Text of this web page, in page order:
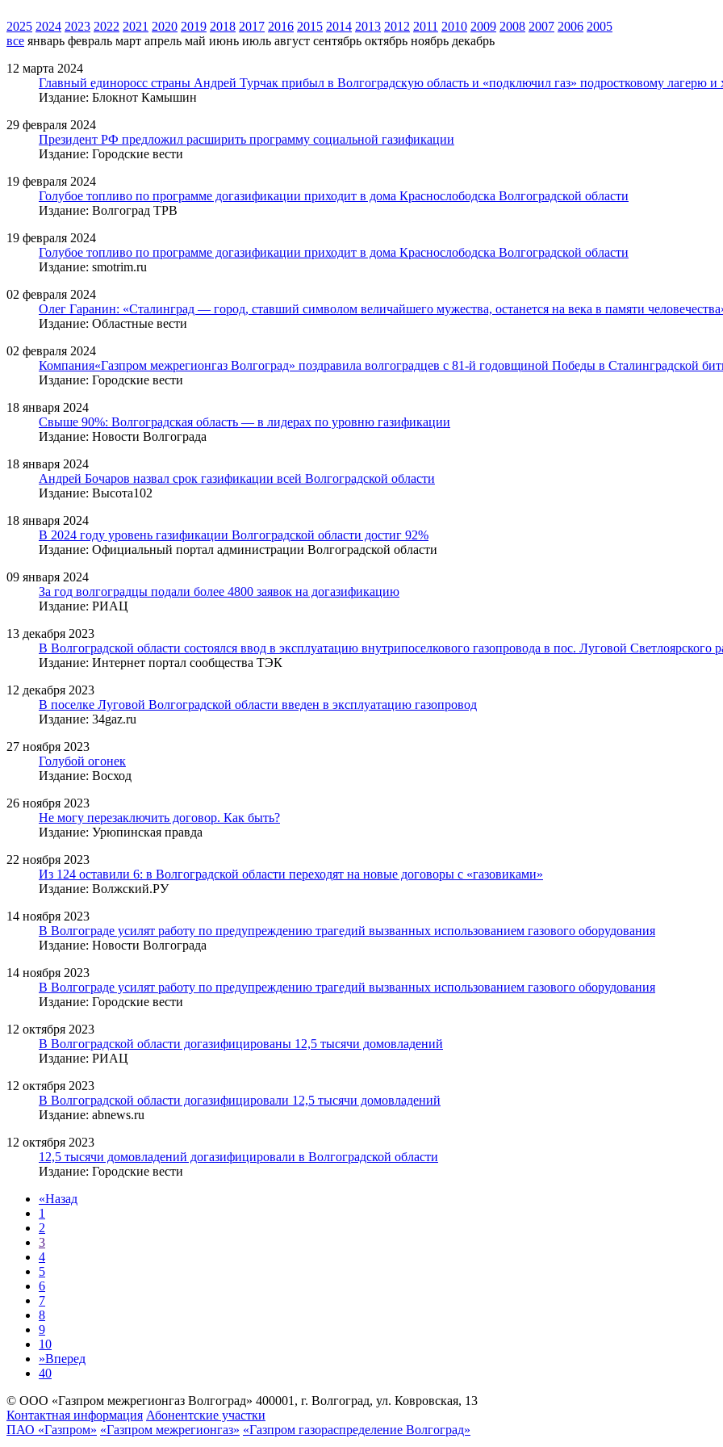
2025 2024 2023 2022 2021 2020 2019 2018 2017 2016 2015 2014 2013 2012 2011 2010 2009 2008 2007 2006 2005
все январь февраль март апрель май июнь июль август сентябрь октябрь ноябрь декабрь
12 марта 2024
Главный единоросс страны Андрей Турчак прибыл в Волгоградскую область и «подключил газ» подростковому лагерю
Издание: Блокнот Камышин
29 февраля 2024
Президент РФ предложил расширить программу социальной газификации
Издание: Городские вести
19 февраля 2024
Голубое топливо по программе догазификации приходит в дома Краснослободска Волгоградской области
Издание: Волгоград ТРВ
19 февраля 2024
Голубое топливо по программе догазификации приходит в дома Краснослободска Волгоградской области
Издание: smotrim.ru
02 февраля 2024
Олег Гаранин: «Сталинград — город, ставший символом величайшего мужества, останется на века в памяти
Издание: Областные вести
02 февраля 2024
Компания«Газпром межрегионгаз Волгоград» поздравила волгоградцев с 81-й годовщиной Победы в Сталинградской
Издание: Городские вести
18 января 2024
Свыше 90%: Волгоградская область — в лидерах по уровню газификации
Издание: Новости Волгограда
18 января 2024
Андрей Бочаров назвал срок газификации всей Волгоградской области
Издание: Высота102
18 января 2024
В 2024 году уровень газификации Волгоградской области достиг 92%
Издание: Официальный портал администрации Волгоградской области
09 января 2024
За год волгоградцы подали более 4800 заявок на догазификацию
Издание: РИАЦ
13 декабря 2023
В Волгоградской области состоялся ввод в эксплуатацию внутрипоселкового газопровода в пос. Луговой Светлоярского
Издание: Интернет портал сообщества ТЭК
12 декабря 2023
В поселке Луговой Волгоградской области введен в эксплуатацию газопровод
Издание: 34gaz.ru
27 ноября 2023
Голубой огонек
Издание: Восход
26 ноября 2023
Не могу перезаключить договор. Как быть?
Издание: Урюпинская правда
22 ноября 2023
Из 124 оставили 6: в Волгоградской области переходят на новые договоры с «газовиками»
Издание: Волжский.РУ
14 ноября 2023
В Волгограде усилят работу по предупреждению трагедий вызванных использованием газового оборудования
Издание: Новости Волгограда
14 ноября 2023
В Волгограде усилят работу по предупреждению трагедий вызванных использованием газового оборудования
Издание: Городские вести
12 октября 2023
В Волгоградской области догазифицированы 12,5 тысячи домовладений
Издание: РИАЦ
12 октября 2023
В Волгоградской области догазифицировали 12,5 тысячи домовладений
Издание: abnews.ru
12 октября 2023
12,5 тысячи домовладений догазифицировали в Волгоградской области
Издание: Городские вести
«Назад
1
2
3
4
5
6
7
8
9
10
»Вперед
40
© ООО «Газпром межрегионгаз Волгоград» 400001, г. Волгоград, ул. Ковровская, 13
Контактная информация Абонентские участки
ПАО «Газпром» «Газпром межрегионгаз» «Газпром газораспределение Волгоград»